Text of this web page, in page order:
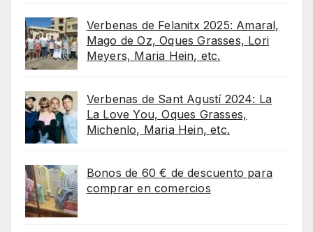
Verbenas de Felanitx 2025: Amaral,
Mago de Oz, Oques Grasses, Lori
Meyers, Maria Hein, etc.
Verbenas de Sant Agustí 2024: La
La Love You, Oques Grasses,
Michenlo, Maria Hein, etc.
Bonos de 60 € de descuento para
comprar en comercios